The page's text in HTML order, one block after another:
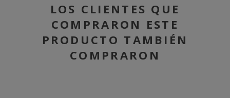
LOS CLIENTES QUE
COMPRARON ESTE
PRODUCTO TAMBIÉN
COMPRARON